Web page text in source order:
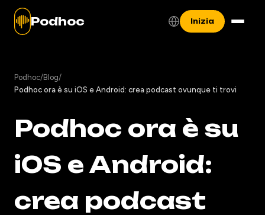
Podhoc Inizia
Podhoc/Blog/
Podhoc ora è su iOS e Android: crea podcast ovunque ti trovi
Podhoc ora è su
iOS e Android:
crea podcast